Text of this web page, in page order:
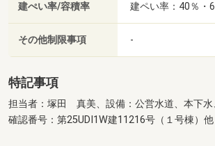
建ぺい率/容積率 建ペい率：40％・
その他制限事項 -
特記事項
担当者：塚田 真美、設備：公営水道、本下水
確認番号：第25UDI1W建11216号（１号棟）他